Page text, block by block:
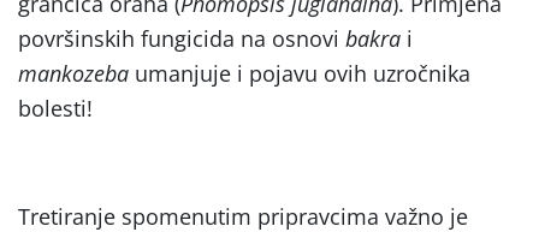
površinskih fungicida na osnovi bakra i
mankozeba umanjuje i pojavu ovih uzročnika
bolesti!
Tretiranje spomenutim pripravcima važno je